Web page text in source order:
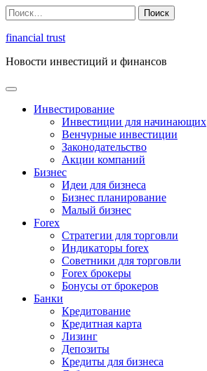
Перейти
к
содержимому
Найти:
financial trust
Новости инвестиций и финансов
Инвестирование
Инвестиции для начинающих
Венчурные инвестиции
Законодательство
Акции компаний
Бизнес
Идеи для бизнеса
Бизнес планирование
Малый бизнес
Forex
Стратегии для торговли
Индикаторы forex
Советники для торговли
Forex брокеры
Бонусы от брокеров
Банки
Кредитование
Кредитная карта
Лизинг
Депозиты
Кредиты для бизнеса